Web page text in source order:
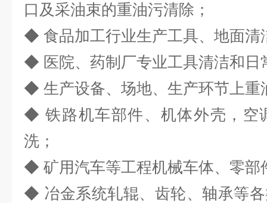
口及采油束的重油污清除；
◆ 食品加工行业生产工具、地面清
◆ 医院、药制厂专业工具清洁和日
◆ 生产设备、场地、生产环节上重
◆ 铁路机车部件、机体外壳，空
洗；
◆ 矿用汽车等工程机械车体、零部
◆ 冶金系统轧辊、齿轮、轴承等